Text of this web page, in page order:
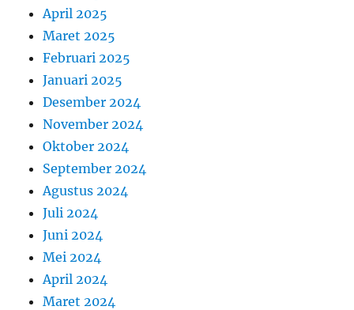
April 2025
Maret 2025
Februari 2025
Januari 2025
Desember 2024
November 2024
Oktober 2024
September 2024
Agustus 2024
Juli 2024
Juni 2024
Mei 2024
April 2024
Maret 2024